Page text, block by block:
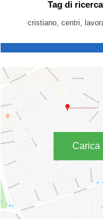
Tag di
cristiano, centri,
Carica